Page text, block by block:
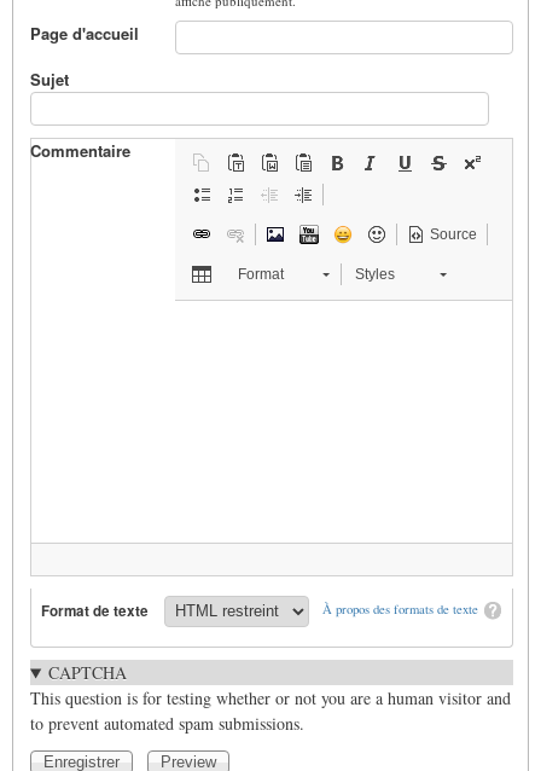
Page d'accueil
Sujet
Commentaire
Source
Format Styles
À propos des formats de texte
Format de texte
CAPTCHA
This question is for testing whether or not you are a human visitor and
to prevent automated spam submissions.